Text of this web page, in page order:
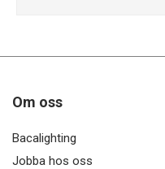
Om oss
Bacalighting
Jobba hos oss